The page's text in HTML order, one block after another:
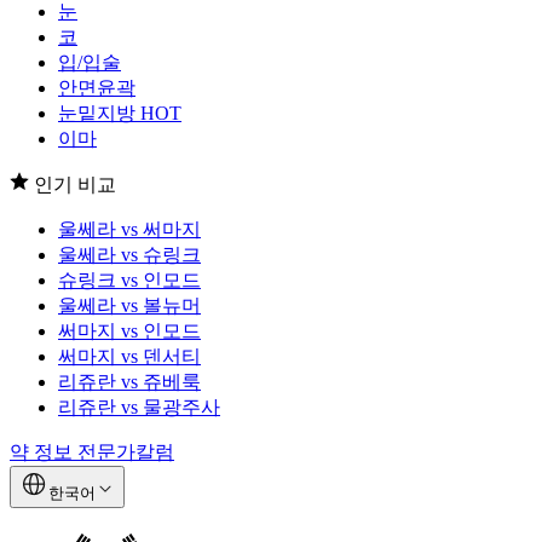
눈
코
입/입술
안면윤곽
눈밑지방 HOT
이마
인기 비교
울쎄라 vs 써마지
울쎄라 vs 슈링크
슈링크 vs 인모드
울쎄라 vs 볼뉴머
써마지 vs 인모드
써마지 vs 덴서티
리쥬란 vs 쥬베룩
리쥬란 vs 물광주사
약 정보 전문가칼럼
한국어